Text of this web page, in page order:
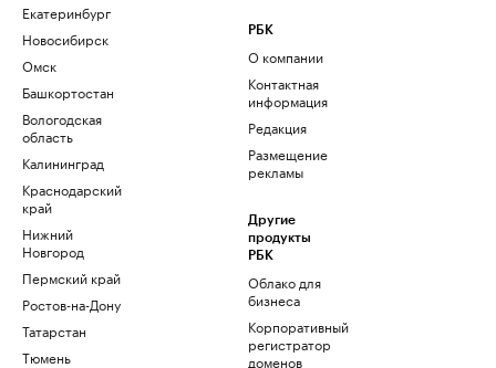
Екатеринбург
Новосибирск
Омск
Башкортостан
Вологодская
область
Калининград
Краснодарский
край
Нижний
Новгород
Пермский край
Ростов-на-Дону
Татарстан
Тюмень
РБК
О компании
Контактная
информация
Редакция
Размещение
рекламы
Другие
продукты
РБК
Облако для
бизнеса
Корпоративный
регистратор
доменов